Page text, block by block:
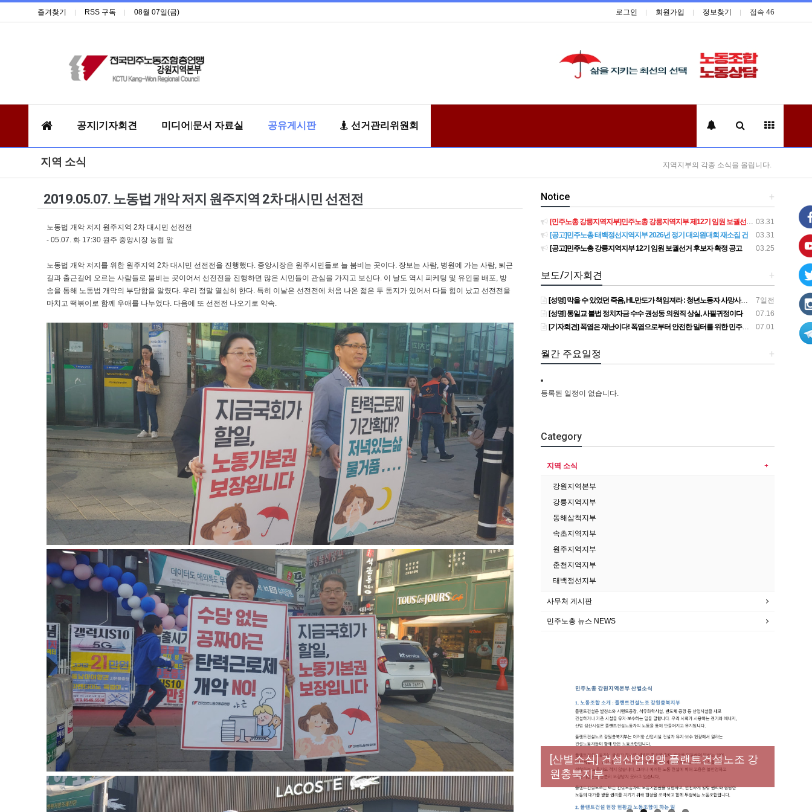
즐겨찾기 RSS 구독 08월 07일(금) 로그인 회원가입 정보찾기 접속 46
공지|기자회견 미디어|문서 자료실 공유게시판 선거관리위원회
지역 소식 지역지부의 각종 소식을 올립니다.
2019.05.07. 노동법 개악 저지 원주지역 2차 대시민 선전전
노동법 개악 저지 원주지역 2차 대시민 선전전
- 05.07. 화 17:30 원주 중앙시장 농협 앞
노동법 개악 저지를 위한 원주지역 2차 대시민 선전전을 진행했다. 중앙시장은 원주시민들로 늘 붐비는 곳이다. 장보는 사람, 병원에 가는 사람, 퇴근
길과 출근길에 오르는 사람들로 붐비는 곳이어서 선전전을 진행하면 많은 시민들이 관심을 가지고 보신다. 이 날도 역시 피케팅 및 유인물 배포, 방
송을 통해 노동법 개악의 부당함을 알렸다. 우리 정말 열심히 한다. 특히 이날은 선전전에 처음 나온 젊은 두 동지가 있어서 다들 힘이 났고 선전전을
마치고 떡볶이로 함께 우애를 나누었다. 다음에 또 선전전 나오기로 약속.
+
Notice
03.31
[민주노총 강릉지역지부]민주노총 강릉지역지부 제12기 임원 보궐선거결과 공고
03.31
[공고]민주노총 태백정선지역지부 2026년 정기 대의원대회 재소집 건
03.25
[공고]민주노총 강릉지역지부 12기 임원 보궐선거 후보자 확정 공고
+
보도/기자회견
7일전
[성명] 막을 수 있었던 죽음, HL만도가 책임져라 : 청년노동자 사망사고의 철저한 진상규명과 재발방지 대책 마련하라
07.16
[성명] 통일교 불법 정치자금 수수 권성동 의원직 상실, 사필귀정이다
07.01
[기자회견] 폭염은 재난이다! 폭염으로부터 안전한 일터를 위한 민주노총 강원지역본부 폭염감시단 선포 기자회견
+
월간 주요일정
등록된 일정이 없습니다.
Category
지역 소식
강원지역본부
강릉지역지부
동해삼척지부
속초지역지부
원주지역지부
춘천지역지부
태백정선지부
사무처 게시판
민주노총 뉴스 NEWS
[성명] 막을 수 있었던 죽음, HL만도가 책임져
라 : 청년노동자 사망사고의 철저한 진상규명
과 재발방지 대책 마련하라
[산별소식] 건설산업연맹 플랜트건설노조 강
원충북지부
[강릉,속초,원주,춘천] 폭염감시단 사업 이모저
모
[조합원☆인터뷰] 서비스연맹 전국학교비정
규직노동조합 강원지부 김유미 춘천지회장
[본부소식] 강원지역 노동자 합창단 모임